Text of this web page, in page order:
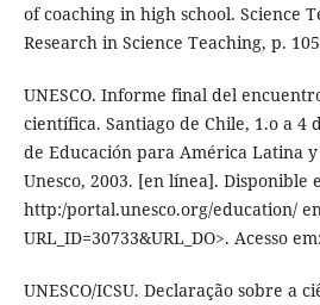
of coaching in high school. Science
Research in Science Teaching, p.
UNESCO. Informe final del
científica. Santiago de Chile, 1.o a 4
de Educación para América Latina y
Unesco, 2003. [en línea]. Disponible
http:/portal.unesco.org/education/
URL_ID=30733&URL_DO>. Acesso
UNESCO/ICSU. Declaração sobre a